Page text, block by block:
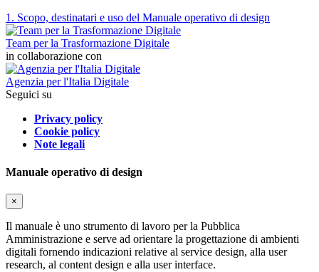
1. Scopo, destinatari e uso del Manuale operativo di design
Team per la Trasformazione Digitale
in collaborazione con
Agenzia per l'Italia Digitale
Seguici su
Privacy policy
Cookie policy
Note legali
Manuale operativo di design
×
Il manuale è uno strumento di lavoro per la Pubblica
Amministrazione e serve ad orientare la progettazione di ambienti
digitali fornendo indicazioni relative al service design, alla user
research, al content design e alla user interface.